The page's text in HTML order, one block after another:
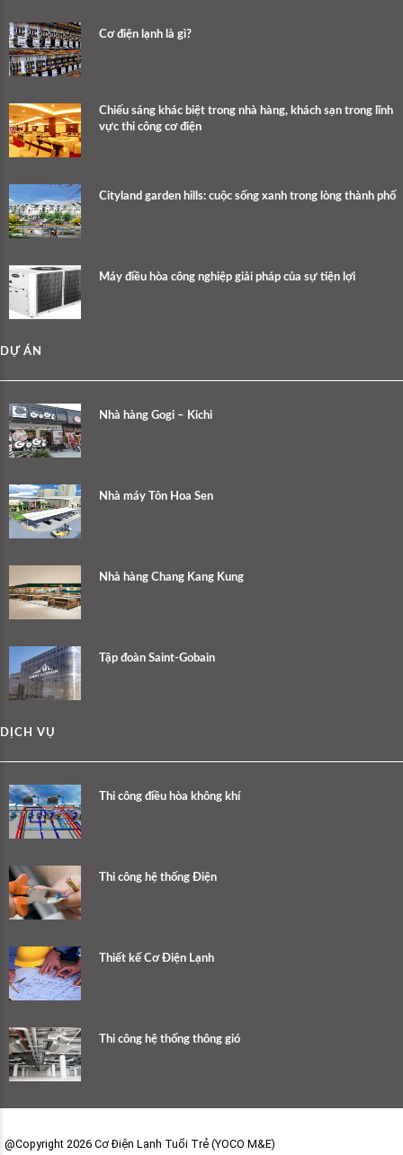
Cơ điện lạnh là gì?
Chiếu sáng khác biệt trong nhà hàng, khách sạn trong lĩnh
vực thi công cơ điện
Cityland garden hills: cuộc sống xanh trong lòng thành phố
Máy điều hòa công nghiệp giải pháp của sự tiện lợi
DỰ ÁN
Nhà hàng Gogi – Kichi
Nhà máy Tôn Hoa Sen
Nhà hàng Chang Kang Kung
Tập đoàn Saint-Gobain
DỊCH VỤ
Thi công điều hòa không khí
Thi công hệ thống Điện
Thiết kế Cơ Điện Lạnh
Thi công hệ thống thông gió
@Copyright 2026 Cơ Điện Lạnh Tuổi Trẻ (YOCO M&E)